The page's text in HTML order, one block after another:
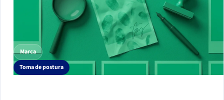
Marca
Toma de postura